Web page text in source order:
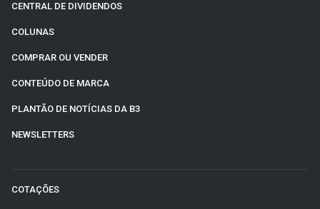
CENTRAL DE DIVIDENDOS
COLUNAS
COMPRAR OU VENDER
CONTEÚDO DE MARCA
PLANTÃO DE NOTÍCIAS DA B3
NEWSLETTERS
COTAÇÕES